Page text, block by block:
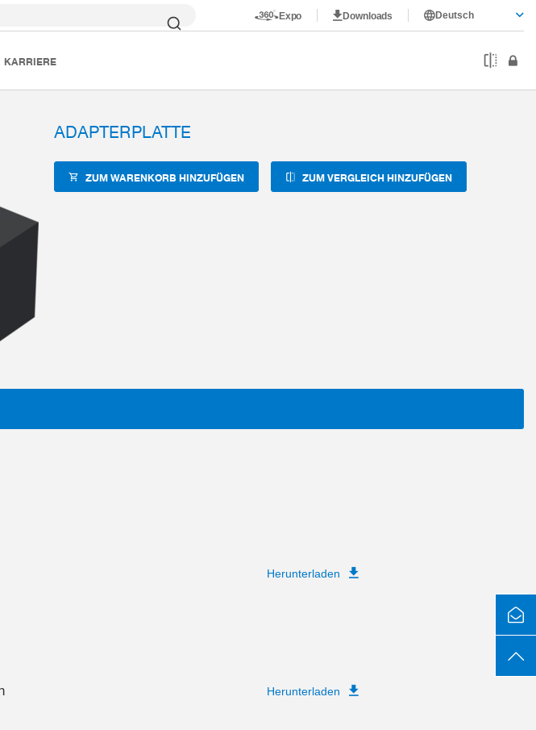
Expo Downloads Deutsch
KARRIERE
APWER3022F
ADAPTERPLATTE
ZUM WARENKORB HINZUFÜGEN ZUM VERGLEICH HINZUFÜGEN
Herunterladen
Herunterladen